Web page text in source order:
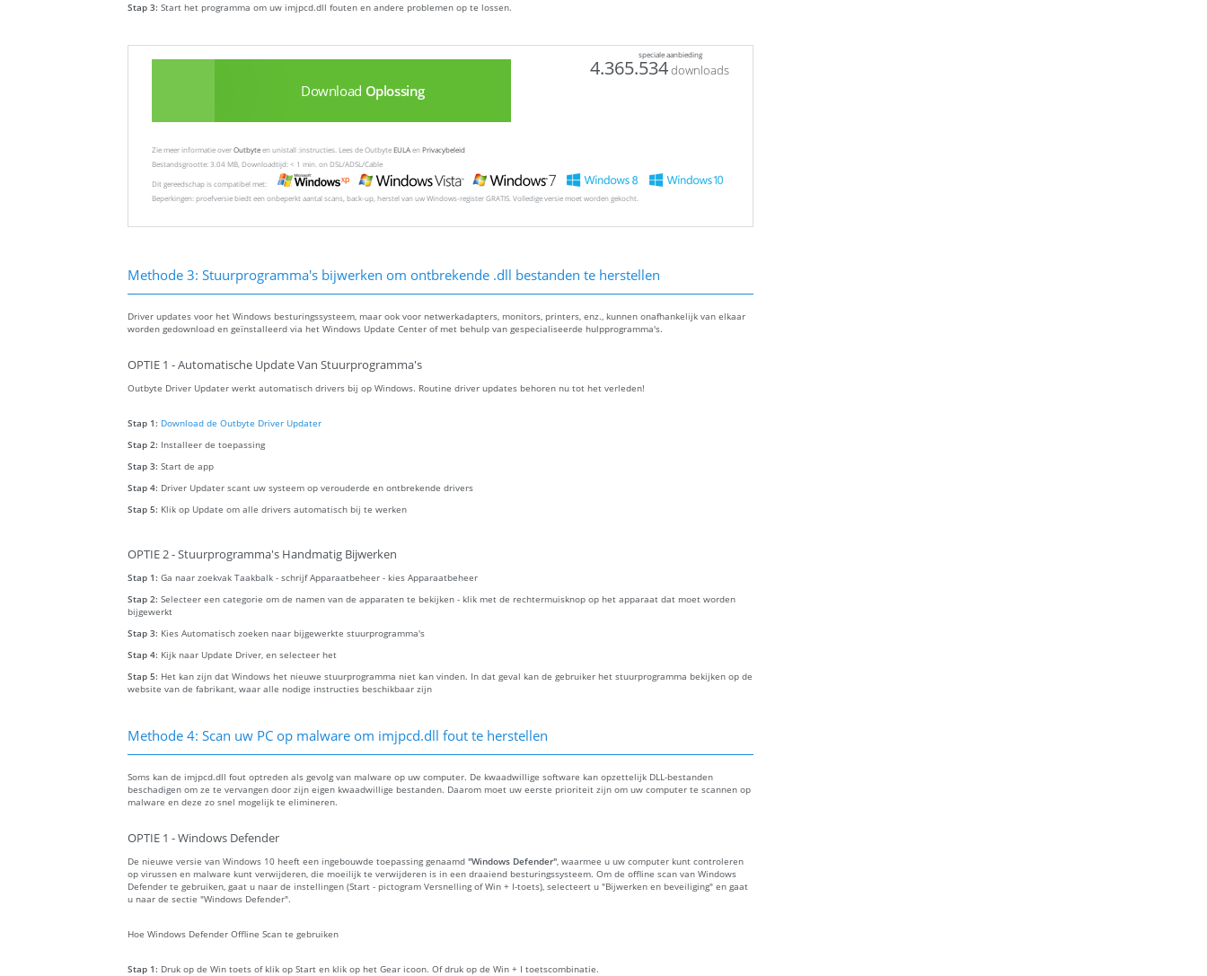
Stap 3: Start het programma om uw imjpcd.dll fouten en andere problemen op te lossen.
speciale aanbieding
Download Oplossing
4.365.534downloads
Zie meer informatie overOutbyteen unistall :instructies. Lees de OutbyteEULAenPrivacybeleid
Bestandsgrootte: 3.04 MB, Downloadtijd: < 1 min. on DSL/ADSL/Cable
Dit gereedschap is compatibel met:
Beperkingen: proefversie biedt een onbeperkt aantal scans, back-up, herstel van uw Windows-register GRATIS. Volledige versie moet worden gekocht.
Methode 3: Stuurprogramma's bijwerken om ontbrekende .dll bestanden te herstellen
Driver updates voor het Windows besturingssysteem, maar ook voor netwerkadapters, monitors, printers, enz., kunnen onafhankelijk van elkaar
worden gedownload en geïnstalleerd via het Windows Update Center of met behulp van gespecialiseerde hulpprogramma's.
OPTIE 1 - Automatische Update Van Stuurprogramma's
Outbyte Driver Updater werkt automatisch drivers bij op Windows. Routine driver updates behoren nu tot het verleden!
Stap 1: Download de Outbyte Driver Updater
Stap 2: Installeer de toepassing
Stap 3: Start de app
Stap 4: Driver Updater scant uw systeem op verouderde en ontbrekende drivers
Stap 5: Klik op Update om alle drivers automatisch bij te werken
OPTIE 2 - Stuurprogramma's Handmatig Bijwerken
Stap 1: Ga naar zoekvak Taakbalk - schrijf Apparaatbeheer - kies Apparaatbeheer
Stap 2: Selecteer een categorie om de namen van de apparaten te bekijken - klik met de rechtermuisknop op het apparaat dat moet worden
bijgewerkt
Stap 3: Kies Automatisch zoeken naar bijgewerkte stuurprogramma's
Stap 4: Kijk naar Update Driver, en selecteer het
Stap 5: Het kan zijn dat Windows het nieuwe stuurprogramma niet kan vinden. In dat geval kan de gebruiker het stuurprogramma bekijken op de
website van de fabrikant, waar alle nodige instructies beschikbaar zijn
Methode 4: Scan uw PC op malware om imjpcd.dll fout te herstellen
Soms kan de imjpcd.dll fout optreden als gevolg van malware op uw computer. De kwaadwillige software kan opzettelijk DLL-bestanden
beschadigen om ze te vervangen door zijn eigen kwaadwillige bestanden. Daarom moet uw eerste prioriteit zijn om uw computer te scannen op
malware en deze zo snel mogelijk te elimineren.
OPTIE 1 - Windows Defender
De nieuwe versie van Windows 10 heeft een ingebouwde toepassing genaamd "Windows Defender", waarmee u uw computer kunt controleren
op virussen en malware kunt verwijderen, die moeilijk te verwijderen is in een draaiend besturingssysteem. Om de offline scan van Windows
Defender te gebruiken, gaat u naar de instellingen (Start - pictogram Versnelling of Win + I-toets), selecteert u "Bijwerken en beveiliging" en gaat
u naar de sectie "Windows Defender".
Hoe Windows Defender Offline Scan te gebruiken
Stap 1: Druk op de Win toets of klik op Start en klik op het Gear icoon. Of druk op de Win + I toetscombinatie.